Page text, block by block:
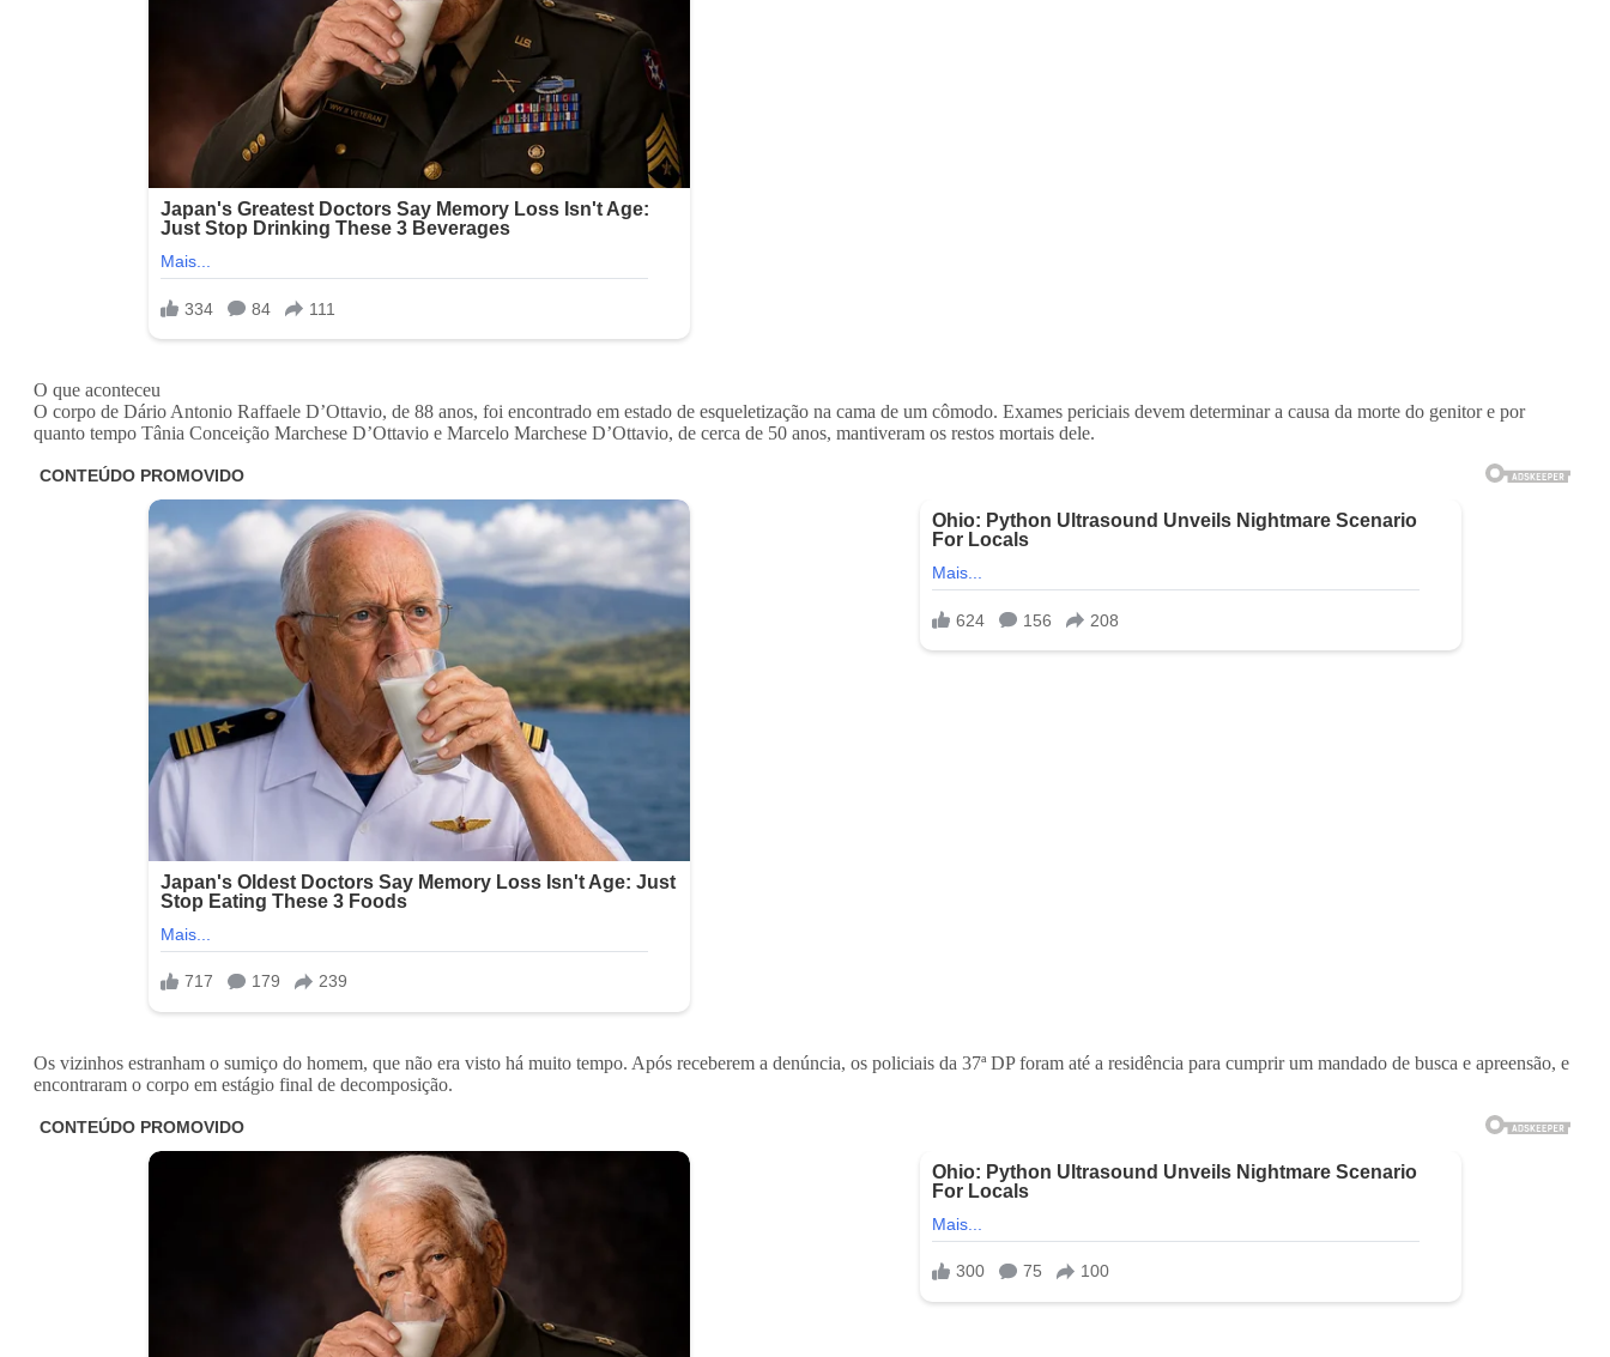
O que aconteceu
O corpo de Dário Antonio Raffaele D’Ottavio, de 88 anos, foi encontrado em estado de esqueletização na cama de um cômodo. Exames periciais devem determinar a causa da morte do genitor e por
quanto tempo Tânia Conceição Marchese D’Ottavio e Marcelo Marchese D’Ottavio, de cerca de 50 anos, mantiveram os restos mortais dele.
Os vizinhos estranham o sumiço do homem, que não era visto há muito tempo. Após receberem a denúncia, os policiais da 37ª DP foram até a residência para cumprir um mandado de busca e apreensão, e
encontraram o corpo em estágio final de decomposição.